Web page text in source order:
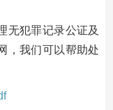
无犯罪记录公证及
，我们可以帮助处